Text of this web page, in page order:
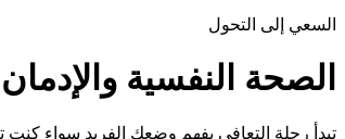
السعي إلى التحول
الصحة النفسية والإدمان
تبدأ رحلة التعافي بفهم وضعك الفريد سواء كنت